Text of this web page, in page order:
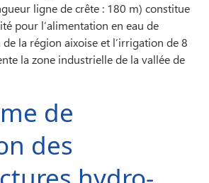
ligne de crête : 180 m) constitue
pour l’alimentation en eau de
la région aixoise et l’irrigation de 8
la zone industrielle de la vallée de
de
des